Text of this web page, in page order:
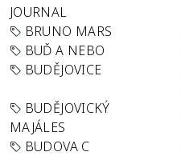
JOURNAL
BRUNO MARS
BUĎ A NEBO
BUDĚJOVICE
BUDĚJOVICKÝ
MAJÁLES
BUDOVA C